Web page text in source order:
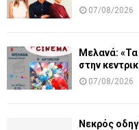
07/08/2026
Μελανά:
στην
07/08/2026
Νεκρός